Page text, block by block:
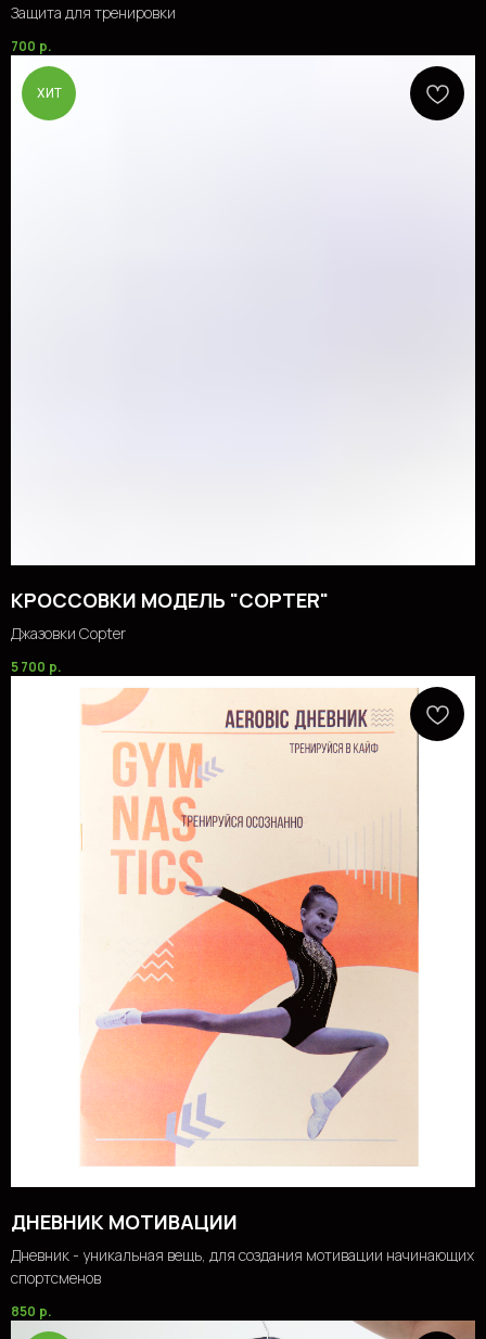
Защита для тренировки
700 р.
ХИТ
КРОССОВКИ МОДЕЛЬ "COPTER"
Джазовки Copter
5 700 р.
ДНЕВНИК МОТИВАЦИИ
Дневник - уникальная вещь, для создания мотивации начинающих
спортсменов
850 р.